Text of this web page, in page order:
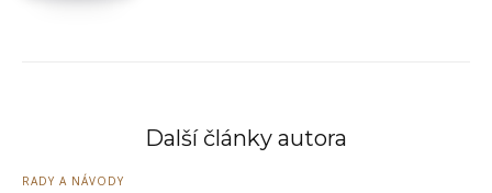
Další články autora
RADY A NÁVODY